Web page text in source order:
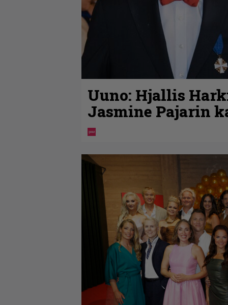
Uuno: Hjallis
Jasmine Pajarin